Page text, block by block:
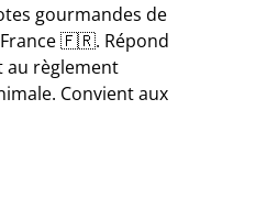
gourmandes de
France 🇫🇷. Répond
au règlement
Convient aux